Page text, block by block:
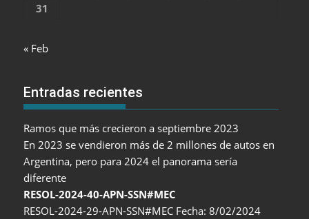
31
« Feb
Entradas recientes
Ramos que más crecieron a septiembre 2023
En 2023 se vendieron más de 2 millones de autos en
Argentina, pero para 2024 el panorama sería
diferente
RESOL-2024-40-APN-SSN#MEC
RESOL-2024-29-APN-SSN#MEC Fecha: 8/02/2024